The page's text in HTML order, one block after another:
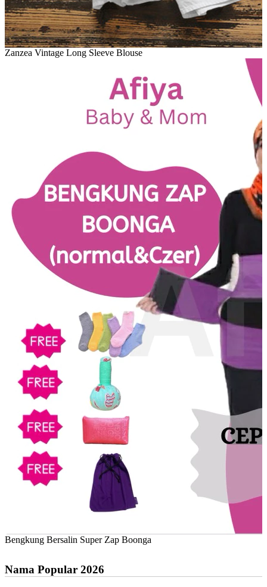
Zanzea Vintage Long Sleeve Blouse
Bengkung Bersalin Super Zap Boonga
Nama Popular 2026